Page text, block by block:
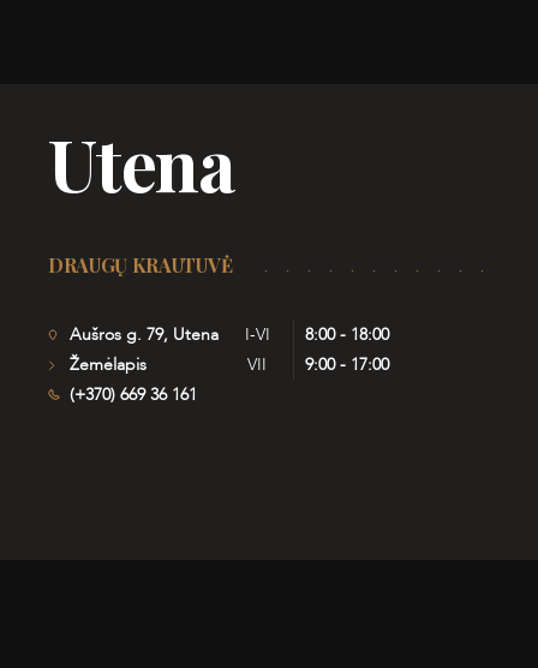
Utena
DRAUGŲ KRAUTUVĖ
Aušros g. 79, Utena
Žemėlapis
(+370) 669 36 161
I-VI
8:00 - 18:00
VII
9:00 - 17:00